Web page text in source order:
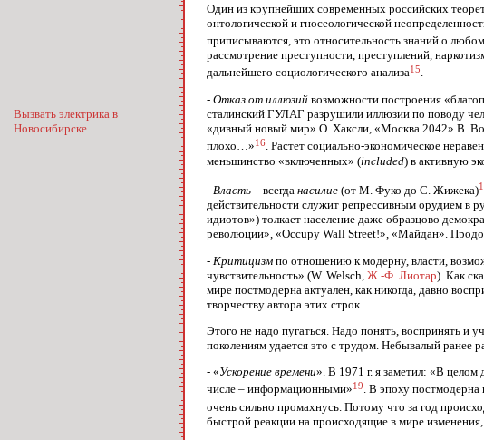
Вызвать электрика в
Новосибирске
Один из крупнейших современных российских
онтологической и гносеологической
приписываются, это относительность знаний о
рассмотрение преступности, преступлений,
дальнейшего социологического анализа15.
- Отказ от иллюзий возможности построения
сталинский ГУЛАГ разрушили иллюзии по поводу
«дивный новый мир» О. Хаксли, «Москва 2042» В.
плохо…»16. Растет социально-экономическое
меньшинство «включенных» (included) в активную
- Власть – всегда насилие (от М. Фуко до С. Жижека)
действительности служит репрессивным орудием в
идиотов») толкает население даже образцово
революции», «Occupy Wall Street!», «Майдан».
- Критицизм по отношению к модерну, власти,
чувствительность» (W. Welsch, Ж.-Ф. Лиотар). Как
мире постмодерна актуален, как никогда, давно
творчеству автора этих строк.
Этого не надо пугаться. Надо понять, воспринять и
поколениям удается это с трудом. Небывалый ранее
- «Ускорение времени». В 1971 г. я заметил: «В целом
числе – информационными»19. В эпоху постмодерна
очень сильно промахнусь. Потому что за год
быстрой реакции на происходящие в мире